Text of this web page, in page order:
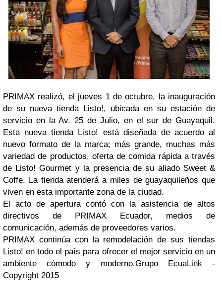
PRIMAX realizó, el jueves 1 de octubre, la inauguración
de su nueva tienda Listo!, ubicada en su estación de
servicio en la Av. 25 de Julio, en el sur de Guayaquil.
Esta nueva tienda Listo! está diseñada de acuerdo al
nuevo formato de la marca; más grande, muchas más
variedad de productos, oferta de comida rápida a través
de Listo! Gourmet y la presencia de su aliado Sweet &
Coffe. La tienda atenderá a miles de guayaquileños que
viven en esta importante zona de la ciudad.
El acto de apertura contó con la asistencia de altos
directivos de PRIMAX Ecuador, medios de
comunicación, además de proveedores varios.
PRIMAX continúa con la remodelación de sus tiendas
Listo! en todo el país para ofrecer el mejor servicio en un
ambiente cómodo y moderno.Grupo EcuaLink -
Copyright 2015